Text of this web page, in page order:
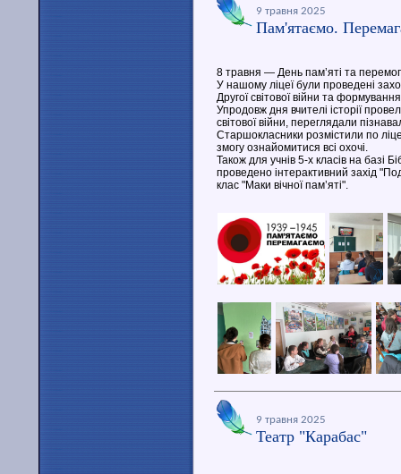
9 травня 2025
Пам'ятаємо.
8 травня — День пам’яті та
У нашому ліцеї були проведені
Другої світової війни та
Упродовж дня вчителі історії
світової війни, переглядали
Старшокласники розмістили по
змогу ознайомитися всі охочі.
Також для учнів 5-х класів на базі
проведено інтерактивний захід
клас "Маки вічної пам’яті".
9 травня 2025
Театр "Карабас"